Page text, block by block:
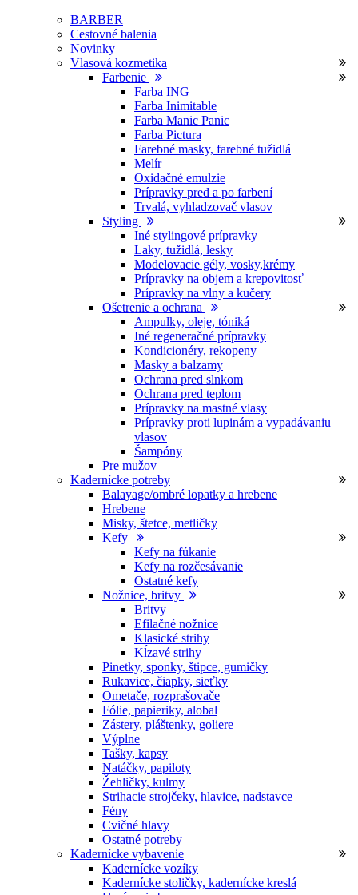
BARBER
Cestovné balenia
Novinky
Vlasová kozmetika
Farbenie
Farba ING
Farba Inimitable
Farba Manic Panic
Farba Pictura
Farebné masky, farebné tužidlá
Melír
Oxidačné emulzie
Prípravky pred a po farbení
Trvalá, vyhladzovač vlasov
Styling
Iné stylingové prípravky
Laky, tužidlá, lesky
Modelovacie gély, vosky,krémy
Prípravky na objem a krepovitosť
Prípravky na vlny a kučery
Ošetrenie a ochrana
Ampulky, oleje, tóniká
Iné regeneračné prípravky
Kondicionéry, rekopeny
Masky a balzamy
Ochrana pred slnkom
Ochrana pred teplom
Prípravky na mastné vlasy
Prípravky proti lupinám a vypadávaniu
vlasov
Šampóny
Pre mužov
Kadernícke potreby
Balayage/ombré lopatky a hrebene
Hrebene
Misky, štetce, metličky
Kefy
Kefy na fúkanie
Kefy na rozčesávanie
Ostatné kefy
Nožnice, britvy
Britvy
Efilačné nožnice
Klasické strihy
Kĺzavé strihy
Pinetky, sponky, štipce, gumičky
Rukavice, čiapky, sieťky
Ometače, rozprašovače
Fólie, papieriky, alobal
Zástery, pláštenky, goliere
Výplne
Tašky, kapsy
Natáčky, papiloty
Žehličky, kulmy
Strihacie strojčeky, hlavice, nadstavce
Fény
Cvičné hlavy
Ostatné potreby
Kadernícke vybavenie
Kadernícke vozíky
Kadernícke stoličky, kadernícke kreslá